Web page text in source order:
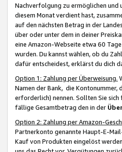
Nachverfolgung zu ermöglichen und
diesem Monat verdient hast,
auf den nächsten Betrag in der
über oder unter dem in deiner
eine Amazon-Webseite etwa 60
wurden. Du kannst wählen, ob du
dafür entscheidest, erklärst du dich
Option 1: Zahlung per Überweisung.
Namen der Bank, die Kontonummer,
erforderlich) nennen. Sollten Sie
fällige Gesamtbetrag den in der
Option 2: Zahlung per Amazon-
Partnerkonto genannte Haupt-E-
Kauf von Produkten eingelöst